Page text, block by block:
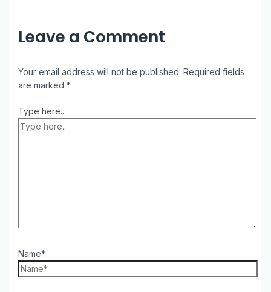
Leave a Comment
Your email address will not be published. Required fields
are marked *
Type here..
Name*